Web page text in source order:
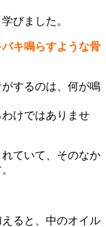
びました。
バキ鳴らすような骨
するのは、何が鳴
けではありませ
ていて、そのなか
ると、中のオイル